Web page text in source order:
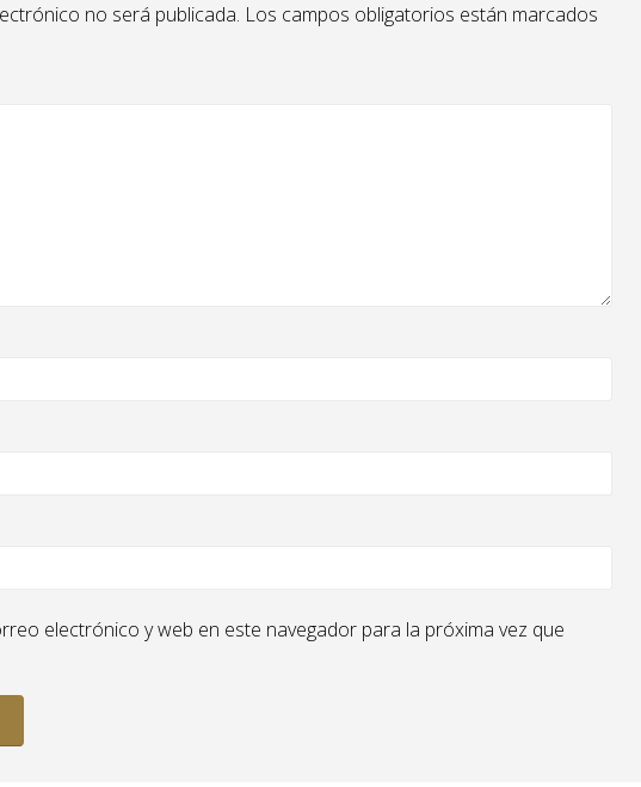
no será publicada. Los campos obligatorios están marcados
electrónico y web en este navegador para la próxima vez que